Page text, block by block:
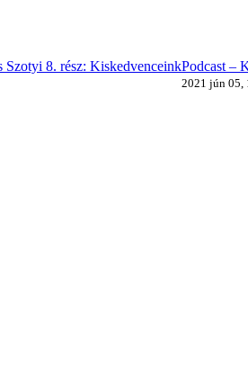
Szotyi 8. rész: KiskedvenceinkPodcast –
2021 jún 05,